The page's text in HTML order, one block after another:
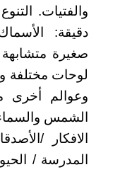
والفتيات.
دقيقة:
صغيرة
لوحات مختلفة
وعوالم أخرى
الشمس
الافكار /
المدرسة /